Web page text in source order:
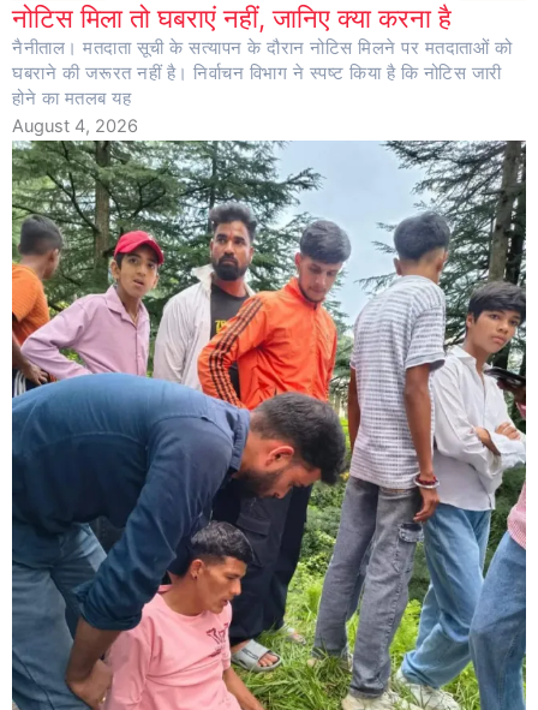
नोटिस मिला तो घबराएं नहीं, जानिए क्या करना है
नैनीताल। मतदाता सूची के सत्यापन के दौरान नोटिस मिलने पर मतदाताओं को
घबराने की जरूरत नहीं है। निर्वाचन विभाग ने स्पष्ट किया है कि नोटिस जारी
होने का मतलब यह
August 4, 2026